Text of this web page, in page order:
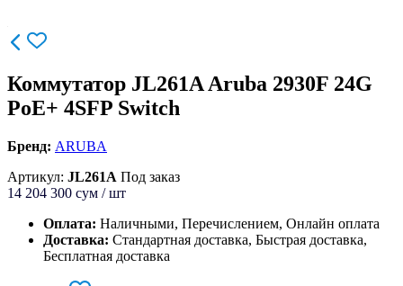
Коммутатор JL261A Aruba 2930F 24G
PoE+ 4SFP Switch
Бренд: ARUBA
Артикул: JL261A Под заказ
14 204 300 сум / шт
Оплата: Наличными, Перечислением, Онлайн оплата
Доставка: Стандартная доставка, Быстрая доставка,
Бесплатная доставка